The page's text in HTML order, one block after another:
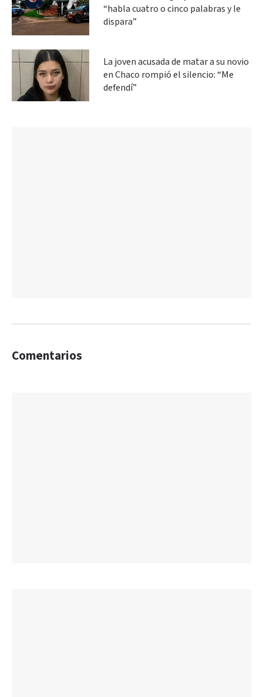
“habla cuatro o cinco palabras y le
dispara”
La joven acusada de matar a su novio
en Chaco rompió el silencio: “Me
defendí”
Comentarios